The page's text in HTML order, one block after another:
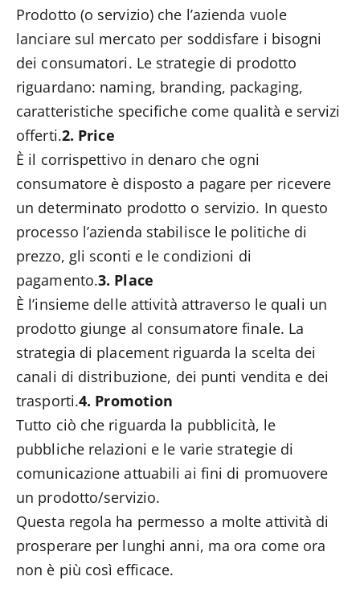
Prodotto (o servizio) che l’azienda vuole
lanciare sul mercato per soddisfare i bisogni
dei consumatori. Le strategie di prodotto
riguardano: naming, branding, packaging,
caratteristiche specifiche come qualità e servizi
offerti.2. Price
È il corrispettivo in denaro che ogni
consumatore è disposto a pagare per ricevere
un determinato prodotto o servizio. In questo
processo l’azienda stabilisce le politiche di
prezzo, gli sconti e le condizioni di
pagamento.3. Place
È l’insieme delle attività attraverso le quali un
prodotto giunge al consumatore finale. La
strategia di placement riguarda la scelta dei
canali di distribuzione, dei punti vendita e dei
trasporti.4. Promotion
Tutto ciò che riguarda la pubblicità, le
pubbliche relazioni e le varie strategie di
comunicazione attuabili ai fini di promuovere
un prodotto/servizio.
Questa regola ha permesso a molte attività di
prosperare per lunghi anni, ma ora come ora
non è più così efficace.